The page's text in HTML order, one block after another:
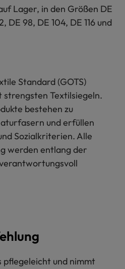
Lager, in den Größen DE
DE 98, DE 104, DE 116 und
Standard (GOTS)
Textilsiegeln.
bestehen zu
und erfüllen
Sozialkriterien. Alle
werden entlang der
pflegeleicht und nimmt